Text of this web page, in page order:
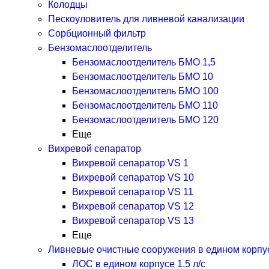
Колодцы
Пескоуловитель для ливневой канализации
Сорбционный фильтр
Бензомаслоотделитель
Бензомаслоотделитель БМО 1,5
Бензомаслоотделитель БМО 10
Бензомаслоотделитель БМО 100
Бензомаслоотделитель БМО 110
Бензомаслоотделитель БМО 120
Еще
Вихревой сепаратор
Вихревой сепаратор VS 1
Вихревой сепаратор VS 10
Вихревой сепаратор VS 11
Вихревой сепаратор VS 12
Вихревой сепаратор VS 13
Еще
Ливневые очистные сооружения в едином
ЛОС в едином корпусе 1,5 л/с